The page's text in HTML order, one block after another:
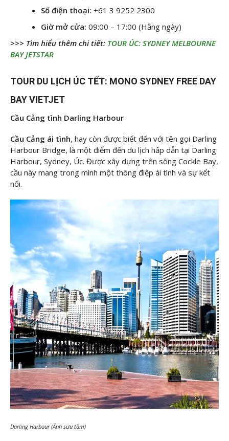
Số điện thoại: +61 3 9252 2300
Giờ mở cửa: 09:00 – 17:00 (Hằng ngày)
>>> Tìm hiểu thêm chi tiết: TOUR ÚC: SYDNEY MELBOURNE
BAY JETSTAR
TOUR DU LỊCH ÚC TẾT: MONO SYDNEY FREE DAY
BAY VIETJET
Cầu Cảng tình Darling Harbour
Cầu Cảng ái tình, hay còn được biết đến với tên gọi Darling
Harbour Bridge, là một điểm đến du lịch hấp dẫn tại Darling
Harbour, Sydney, Úc. Được xây dựng trên sông Cockle Bay,
cầu này mang trong mình một thông điệp ái tình và sự kết
nối.
Darling Harbour (Ảnh sưu tầm)